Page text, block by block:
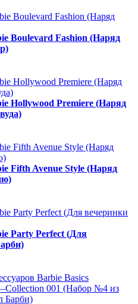
Boulevard Fashion (Наряд
Hollywood Premiere (Наряд
Fifth Avenue Style (Наряд
Party Perfect (Для